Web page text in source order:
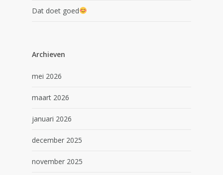
Dat doet goed
Archieven
mei 2026
maart 2026
januari 2026
december 2025
november 2025